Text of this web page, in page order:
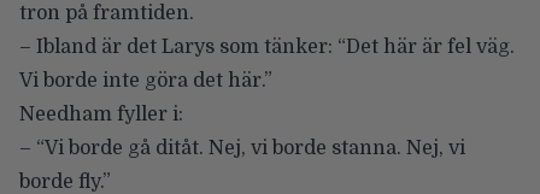
tron på framtiden.
– Ibland är det Larys som tänker: “Det här är fel väg.
Vi borde inte göra det här.”
Needham fyller i:
– “Vi borde gå ditåt. Nej, vi borde stanna. Nej, vi
borde fly.”